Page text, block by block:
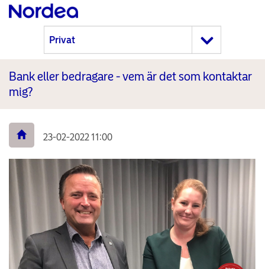
Bank eller bedragare - vem är det som kontaktar
mig?
23-02-2022 11:00